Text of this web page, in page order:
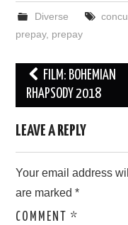
Diverse
prepay, prepay
Post
navigation
FILM: BOHEMIAN
RHAPSODY 2018
LEAVE A REPLY
Your email address
are marked*
COMMENT*